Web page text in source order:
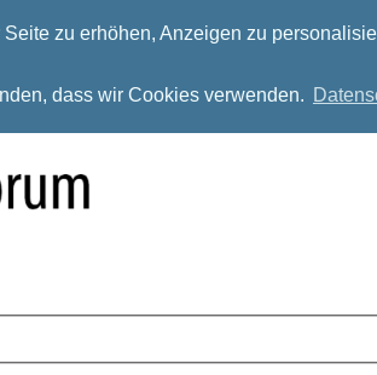
zu erhöhen, Anzeigen zu
dass wir Cookies verwenden.